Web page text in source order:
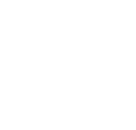
BENZ ML 500 ML
7G-TRONIC